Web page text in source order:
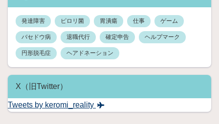
発達障害 ピロリ菌 胃潰瘍 仕事 ゲーム
バセドウ病 退職代行 確定申告 ヘルプマーク
円形脱毛症 ヘアドネーション
X（旧Twitter）
Tweets by keromi_reality